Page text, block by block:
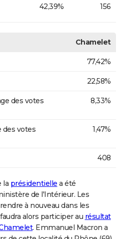
42,39% 156
Chamelet
77,42%
22,58%
des votes
8,33%
des votes
1,47%
408
la présidentielle a été
de l'Intérieur. Les
à nouveau dans les
alors participer au résultat
. Emmanuel Macron a